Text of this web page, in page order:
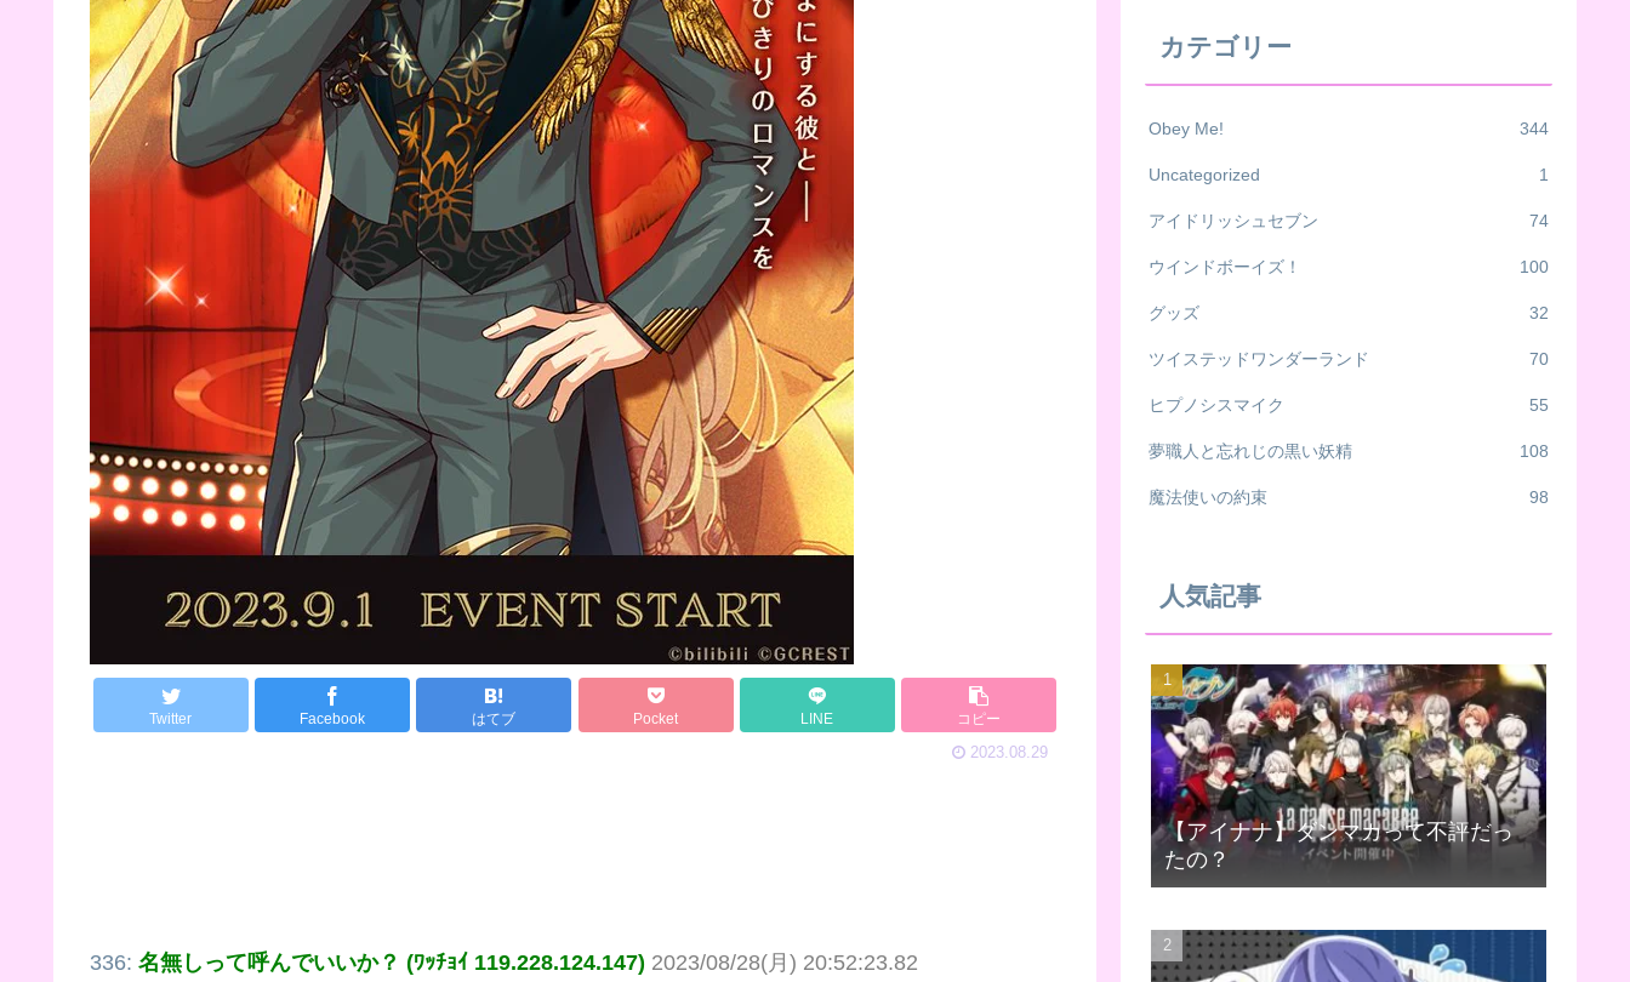
Twitter Facebook はてブ Pocket LINE コピー
2023.08.29
336: 名無しって呼んでいいか？ (ﾜｯﾁｮｲ 119.228.124.147) 2023/08/28(月) 20:52:23.82
カテゴリー
Obey Me! 344
Uncategorized 1
アイドリッシュセブン 74
ウインドボーイズ！ 100
グッズ 32
ツイステッドワンダーランド 70
ヒプノシスマイク 55
夢職人と忘れじの黒い妖精 108
魔法使いの約束 98
人気記事
【アイナナ】ダンマカって不評だっ
たの？